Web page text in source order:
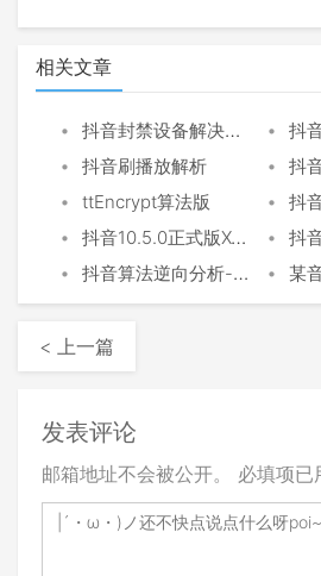
相关文章
• 抖音封禁设备解决方案 • 抖音
• 抖音刷播放解析 • 抖
• ttEncrypt算法版 • 抖音
• 抖音10.5.0正式版X-Gorgon,X-Khronos • 抖
• 抖音算法逆向分析-仅供学习使用 • 某音 x-
< 上一篇
发表评论
邮箱地址不会被公开。 必填项已